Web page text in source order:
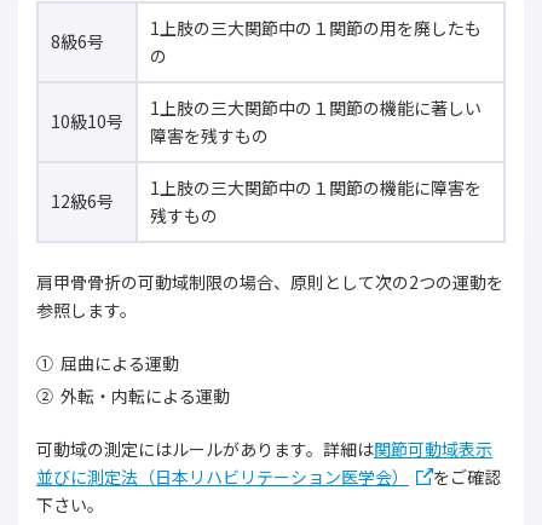
8級6号
1上肢の三大関節中の１関節の用を廃したも
の
10級10号
1上肢の三大関節中の１関節の機能に著しい
障害を残すもの
12級6号
1上肢の三大関節中の１関節の機能に障害を
残すもの
肩甲骨骨折の可動域制限の場合、原則として次の2つの運動を
参照します。
屈曲による運動
外転・内転による運動
可動域の測定にはルールがあります。詳細は関節可動域表示
並びに測定法（日本リハビリテーション医学会）
をご確認
下さい。